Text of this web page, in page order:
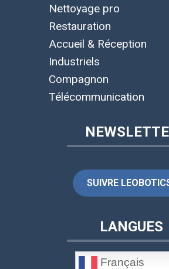
Nettoyage pro
Restauration
Accueil & Réception
Industriels
Compagnon
Télécommunication
SUIVRE
LANGUES
Français